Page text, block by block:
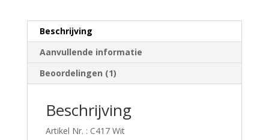
Beschrijving
Aanvullende informatie
Beoordelingen (1)
Beschrijving
Artikel Nr. : C417 Wit